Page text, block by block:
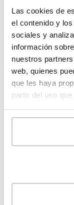
Las cookies de
el contenido y
sociales y
información
nuestros
web, quienes
que les haya
partir del uso
dormitorio 1
baño 1
dormitorio 2
dormitorio 3
baño 2
PORCHES
porche cocina
porche escalera